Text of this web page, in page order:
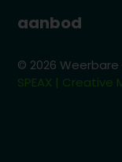
aanbod
© 2026
SPEAX | Creative